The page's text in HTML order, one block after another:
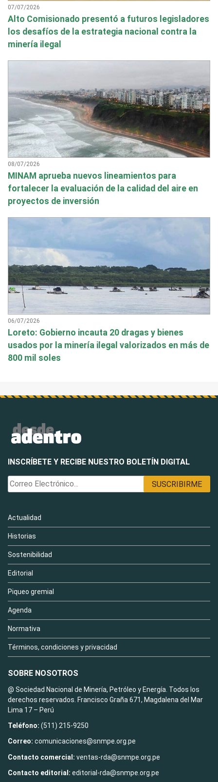
07/07/2026
Alto Comisionado presentó a futuros legisladores
los desafíos de la estrategia nacional contra la
minería ilegal
08/07/2026
MINAM aprueba nuevos lineamientos para
fortalecer la evaluación de la calidad del aire en
proyectos de inversión
06/07/2026
Loreto: Gobierno incauta 20 dragas y bienes
usados por la minería ilegal valorizados en más de
800 mil soles
INSCRÍBETE Y RECIBE NUESTRO BOLETÍN DIGITAL
Actualidad
Historias
Sostenibilidad
Editorial
Piqueo gremial
Agenda
Normativa
Términos, condiciones y privacidad
SOBRE NOSOTROS
@ Sociedad Nacional de Minería, Petróleo y Energía. Todos los
derechos reservados. Francisco Graña 671, Magdalena del Mar
Lima 17 – Perú
Teléfono: (511) 215-9250
Correo: comunicaciones@snmpe.org.pe
Contacto comercial: ventas-rda@snmpe.org.pe
Contacto editorial: editorial-rda@snmpe.org.pe